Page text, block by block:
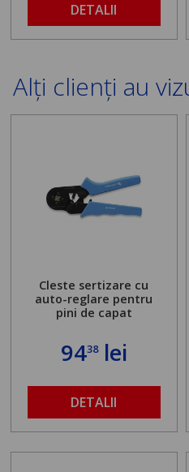
DETALII
Alți clienți au
Cleste sertizare cu
auto-reglare pentru
pini de capat
9438lei
DETALII